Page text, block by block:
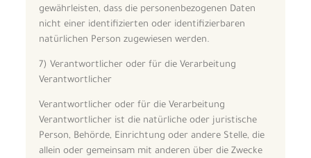
gewährleisten, dass die personenbezogenen Daten
nicht einer identifizierten oder identifizierbaren
natürlichen Person zugewiesen werden.
7) Verantwortlicher oder für die Verarbeitung
Verantwortlicher
Verantwortlicher oder für die Verarbeitung
Verantwortlicher ist die natürliche oder juristische
Person, Behörde, Einrichtung oder andere Stelle, die
allein oder gemeinsam mit anderen über die Zwecke